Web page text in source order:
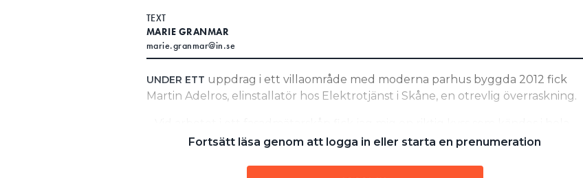
TEXT
MARIE GRANMAR
marie.granmar@in.se
UNDER ETT uppdrag i ett villaområde med moderna parhus byggda 2012 fick
Martin Adelros, elinstallatör hos Elektrotjänst i Skåne, en otrevlig överraskning.
armen. Jag har aldrig varit med om något liknande under mina 16 år som
Fortsätt läsa genom att logga in eller starta en prenumeration